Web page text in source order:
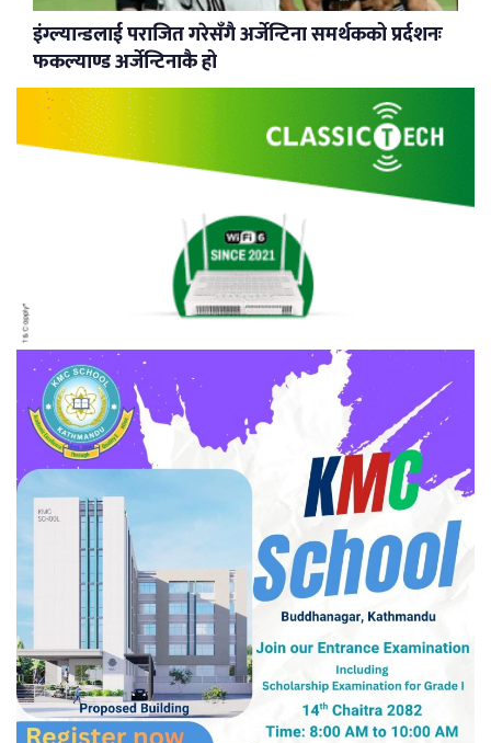
इंग्ल्यान्डलाई पराजित गरेसँगै अर्जेन्टिना समर्थकको प्रर्दशनः
फकल्याण्ड अर्जेन्टिनाकै हो